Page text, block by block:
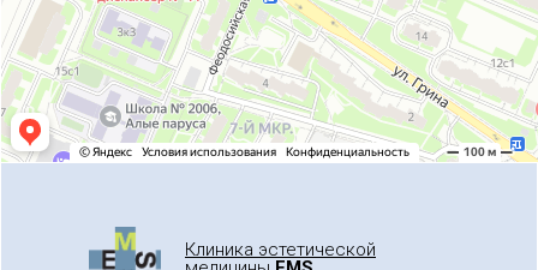
Клиника эстетической